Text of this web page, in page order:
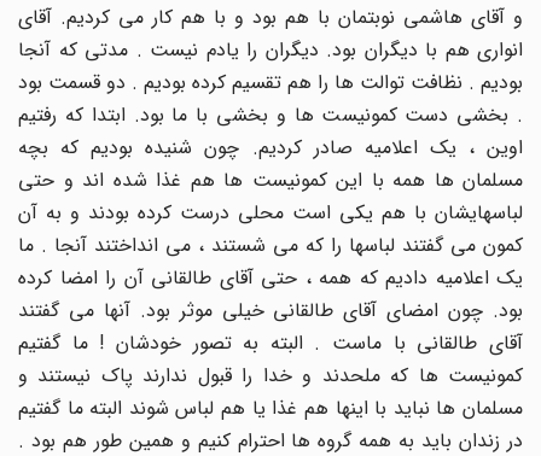
و آقای هاشمی نوبتمان با هم بود و با هم کار می کردیم. آقای
انواری هم با دیگران بود. دیگران را یادم نیست . مدتی که آنجا
بودیم . نظافت توالت ها را هم تقسیم کرده بودیم . دو قسمت بود
. بخشی دست کمونیست ها و بخشی با ما بود. ابتدا که رفتیم
اوین ، یک اعلامیه صادر کردیم. چون شنیده بودیم که بچه
مسلمان ها همه با این کمونیست ها هم غذا شده اند و حتی
لباسهایشان با هم یکی است محلی درست کرده بودند و به آن
کمون می گفتند لباسها را که می شستند ، می انداختند آنجا . ما
یک اعلامیه دادیم که همه ، حتی آقای طالقانی آن را امضا کرده
بود. چون امضای آقای طالقانی خیلی موثر بود. آنها می گفتند
آقای طالقانی با ماست . البته به تصور خودشان ! ما گفتیم
کمونیست ها که ملحدند و خدا را قبول ندارند پاک نیستند و
مسلمان ها نباید با اینها هم غذا یا هم لباس شوند البته ما گفتیم
در زندان باید به همه گروه ها احترام کنیم و همین طور هم بود .